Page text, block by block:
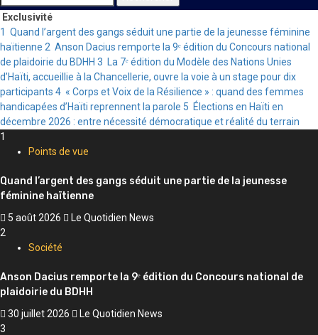
Exclusivité
1 Quand l’argent des gangs séduit une partie de la jeunesse féminine
haïtienne 2 Anson Dacius remporte la 9ᵉ édition du Concours national
de plaidoirie du BDHH 3
La 7ᵉ édition du Modèle des Nations Unies
d’Haïti, accueillie à la Chancellerie, ouvre la voie à un stage pour dix
participants 4 « Corps et Voix de la Résilience » : quand des femmes
handicapées d’Haïti reprennent la parole 5 Élections en Haïti en
décembre 2026 : entre nécessité démocratique et réalité du terrain
1
Points de vue
Quand l’argent des gangs séduit une partie de la jeunesse
féminine haïtienne
5 août 2026
Le Quotidien News
2
Société
Anson Dacius remporte la 9ᵉ édition du Concours national de
plaidoirie du BDHH
30 juillet 2026
Le Quotidien News
3